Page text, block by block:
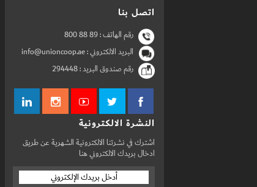
اتصل بنا
رقم الهاتف :800 88 89
البريد الالكتروني : info@unioncoop.ae
رقم صندوق البريد :294448
النشرة الالكترونية
اشترك في نشرتنا الالكترونية الشهرية عن طريق
ادخال بريدك الالكتروني هنا